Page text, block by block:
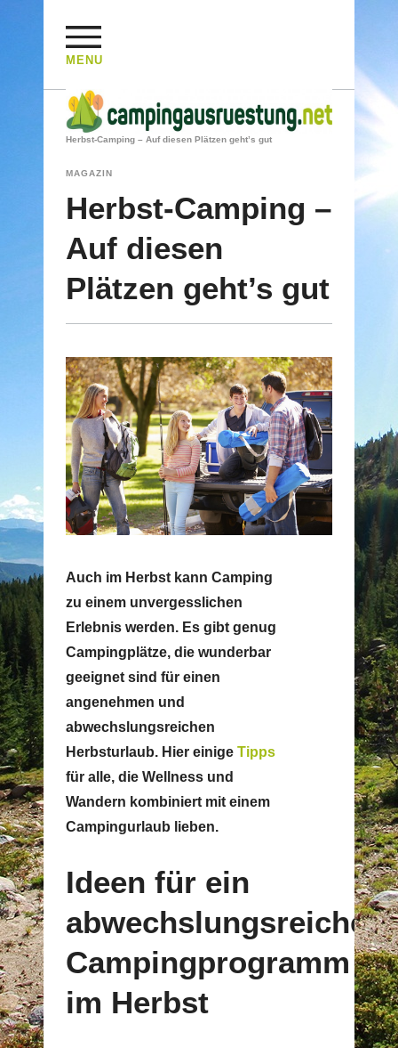
MENU
HOME/ MAGAZIN /
Herbst-Camping – Auf diesen Plätzen geht’s gut
MAGAZIN
Herbst-Camping –
Auf diesen
Plätzen geht’s gut
Auch im Herbst kann Camping
zu einem unvergesslichen
Erlebnis werden. Es gibt genug
Campingplätze, die wunderbar
geeignet sind für einen
angenehmen und
abwechslungsreichen
Herbsturlaub. Hier einige Tipps
für alle, die Wellness und
Wandern kombiniert mit einem
Campingurlaub lieben.
Ideen für ein
abwechslungsreiches
Campingprogramm
im Herbst